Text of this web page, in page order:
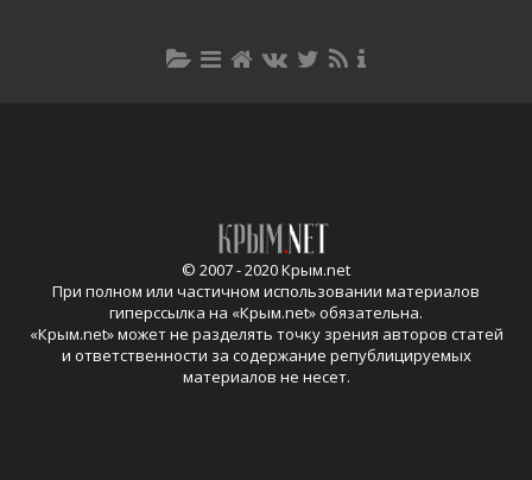
© 2007 - 2020 Крым.net
При полном или частичном использовании материалов
гиперссылка на «Крым.net» обязательна.
«Крым.net» может не разделять точку зрения авторов статей
и ответственности за содержание републицируемых
материалов не несет.